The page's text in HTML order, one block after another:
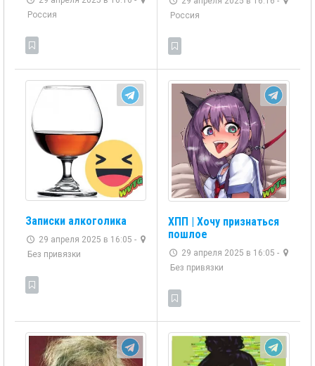
Россия
Россия
Записки алкоголика
29 апреля 2025 в 16:05 -
Без привязки
ХПП | Хочу признаться
пошлое
29 апреля 2025 в 16:05 -
Без привязки